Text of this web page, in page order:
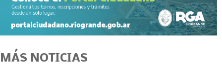
MÁS NOTICIAS